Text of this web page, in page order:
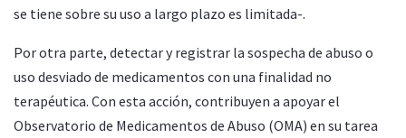
se tiene sobre su uso a largo plazo es limitada-.
Por otra parte, detectar y registrar la sospecha de abuso o
uso desviado de medicamentos con una finalidad no
terapéutica. Con esta acción, contribuyen a apoyar el
Observatorio de Medicamentos de Abuso (OMA) en su tarea